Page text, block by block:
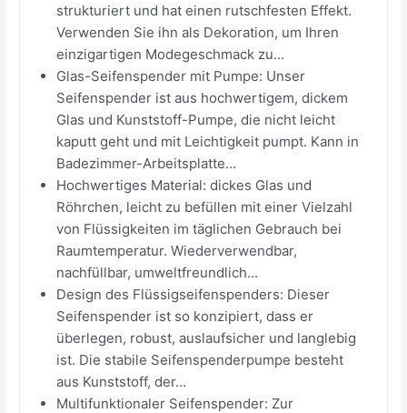
strukturiert und hat einen rutschfesten Effekt.
Verwenden Sie ihn als Dekoration, um Ihren
einzigartigen Modegeschmack zu...
Glas-Seifenspender mit Pumpe: Unser
Seifenspender ist aus hochwertigem, dickem
Glas und Kunststoff-Pumpe, die nicht leicht
kaputt geht und mit Leichtigkeit pumpt. Kann in
Badezimmer-Arbeitsplatte...
Hochwertiges Material: dickes Glas und
Röhrchen, leicht zu befüllen mit einer Vielzahl
von Flüssigkeiten im täglichen Gebrauch bei
Raumtemperatur. Wiederverwendbar,
nachfüllbar, umweltfreundlich...
Design des Flüssigseifenspenders: Dieser
Seifenspender ist so konzipiert, dass er
überlegen, robust, auslaufsicher und langlebig
ist. Die stabile Seifenspenderpumpe besteht
aus Kunststoff, der...
Multifunktionaler Seifenspender: Zur